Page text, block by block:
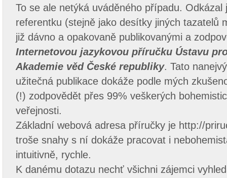
To se ale netýká uváděného případu. Odkázal
referentku (stejně jako desítky jiných tazatelů
již dávno a opakovaně publikovanými a
Internetovou jazykovou příručku Ústavu
Akademie věd České republiky. Tato
užitečná publikace dokáže podle mých
(!) zodpovědět přes 99% veškerých
veřejnosti.
Základní webová adresa příručky je http://
troše snahy s ní dokáže pracovat i
intuitivně, rychle.
K danému dotazu nechť všichni zájemci